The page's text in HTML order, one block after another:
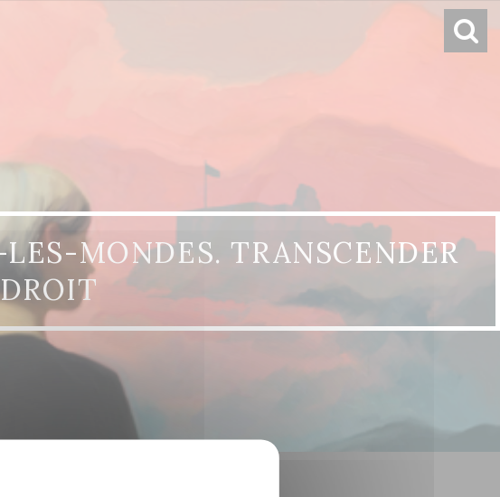
MONDES. TRANSCENDER